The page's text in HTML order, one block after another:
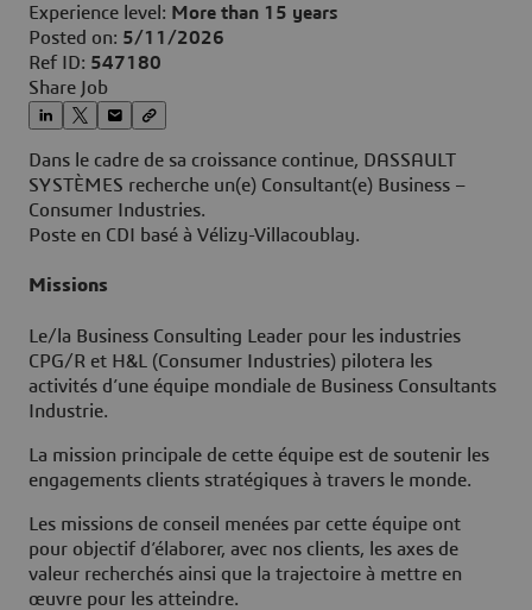
Experience level: More than 15 years
Posted on: 5/11/2026
Ref ID: 547180
Share Job
Dans le cadre de sa croissance continue, DASSAULT
SYSTÈMES recherche un(e) Consultant(e) Business –
Consumer Industries.
Poste en CDI basé à Vélizy-Villacoublay.
Missions
Le/la Business Consulting Leader pour les industries
CPG/R et H&L (Consumer Industries) pilotera les
activités d’une équipe mondiale de Business Consultants
Industrie.
La mission principale de cette équipe est de soutenir les
engagements clients stratégiques à travers le monde.
Les missions de conseil menées par cette équipe ont
pour objectif d’élaborer, avec nos clients, les axes de
valeur recherchés ainsi que la trajectoire à mettre en
œuvre pour les atteindre.